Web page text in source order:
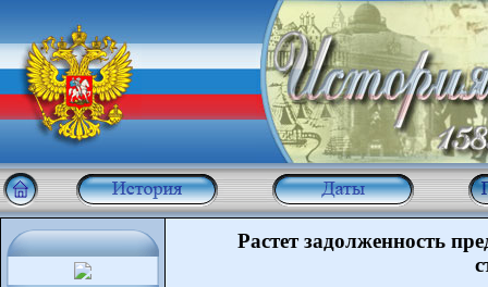
Растет задолженность